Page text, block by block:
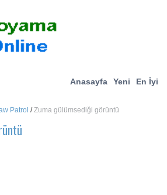
Anasayfa Yeni En İyi
Patrol /Zuma gülümsediği görüntü